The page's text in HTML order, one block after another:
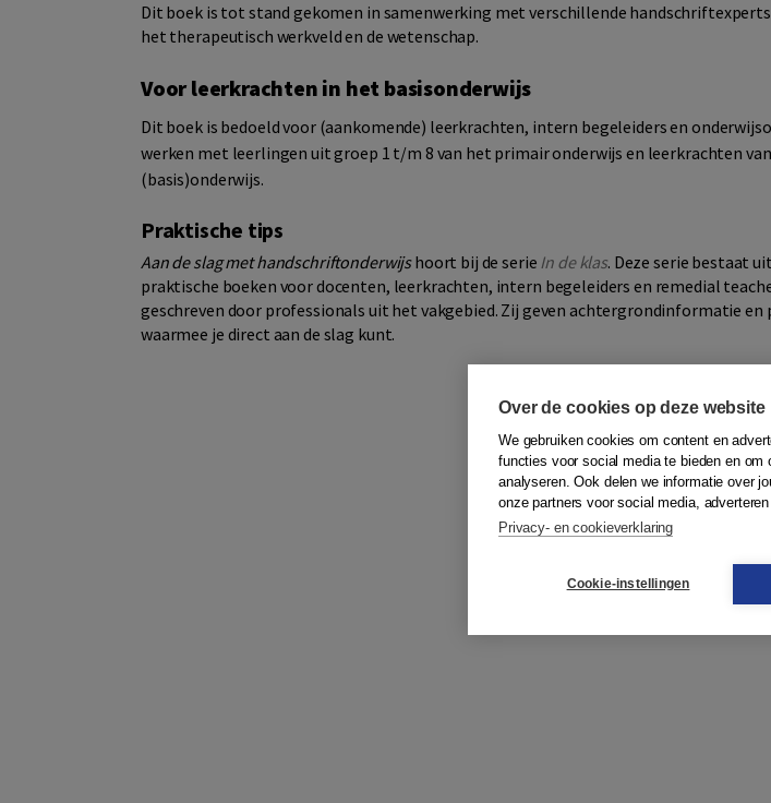
Dit boek is tot stand gekomen in samenwerking met verschillende
het therapeutisch werkveld en de wetenschap.
Voor leerkrachten in het basisonderwijs
Dit boek is bedoeld voor (aankomende) leerkrachten, intern begeleiders en
werken met leerlingen uit groep 1 t/m 8 van het primair onderwijs en leerkrachten
(basis)onderwijs.
Praktische tips
Aan de slag met handschriftonderwijshoort bij de serie In de klas. Deze serie bestaat
praktische boeken voor docenten, leerkrachten, intern begeleiders en remedial
geschreven door professionals uit het vakgebied. Zij geven achtergrondinformatie en
waarmee je direct aan de slag kunt.
Over de cookies op deze website
We gebruiken cookies om content en
functies voor social media te bieden en om
analyseren. Ook delen we informatie over
onze partners voor social media, adverteren
Privacy- en cookieverklaring
Cookie-instellingen